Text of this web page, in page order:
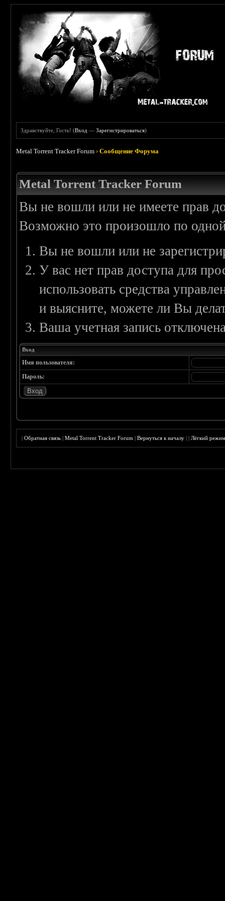
Здравствуйте, Гость! (Вход —Зарегистрироваться)
Metal Torrent Tracker Forum ›Сообщение Форума
Metal Torrent Tracker Forum
Вы не вошли или не имеете прав
Возможно это произошло по
Вы не вошли или не
У вас нет прав доступа для
использовать средства
и выясните, можете ли Вы
Ваша учетная запись
Вход
Имя пользователя:
Пароль:
|Обратная связь |Metal Torrent Tracker Forum |Вернуться к началу ||Лёгкий